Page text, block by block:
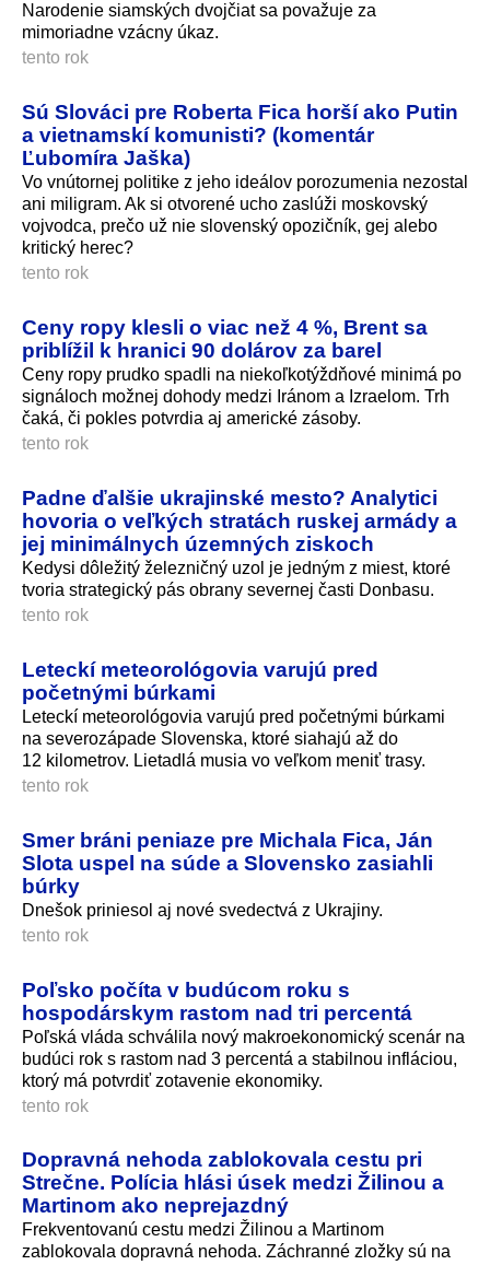
Narodenie siamských dvojčiat sa považuje za
mimoriadne vzácny úkaz.
tento rok
Sú Slováci pre Roberta Fica horší ako Putin
a vietnamskí komunisti? (komentár
Ľubomíra Jaška)
Vo vnútornej politike z jeho ideálov porozumenia nezostal
ani miligram. Ak si otvorené ucho zaslúži moskovský
vojvodca, prečo už nie slovenský opozičník, gej alebo
kritický herec?
tento rok
Ceny ropy klesli o viac než 4 %, Brent sa
priblížil k hranici 90 dolárov za barel
Ceny ropy prudko spadli na niekoľkotýždňové minimá po
signáloch možnej dohody medzi Iránom a Izraelom. Trh
čaká, či pokles potvrdia aj americké zásoby.
tento rok
Padne ďalšie ukrajinské mesto? Analytici
hovoria o veľkých stratách ruskej armády a
jej minimálnych územných ziskoch
Kedysi dôležitý železničný uzol je jedným z miest, ktoré
tvoria strategický pás obrany severnej časti Donbasu.
tento rok
Leteckí meteorológovia varujú pred
početnými búrkami
Leteckí meteorológovia varujú pred početnými búrkami
na severozápade Slovenska, ktoré siahajú až do
12 kilometrov. Lietadlá musia vo veľkom meniť trasy.
tento rok
Smer bráni peniaze pre Michala Fica, Ján
Slota uspel na súde a Slovensko zasiahli
búrky
Dnešok priniesol aj nové svedectvá z Ukrajiny.
tento rok
Poľsko počíta v budúcom roku s
hospodárskym rastom nad tri percentá
Poľská vláda schválila nový makroekonomický scenár na
budúci rok s rastom nad 3 percentá a stabilnou infláciou,
ktorý má potvrdiť zotavenie ekonomiky.
tento rok
Dopravná nehoda zablokovala cestu pri
Strečne. Polícia hlási úsek medzi Žilinou a
Martinom ako neprejazdný
Frekventovanú cestu medzi Žilinou a Martinom
zablokovala dopravná nehoda. Záchranné zložky sú na